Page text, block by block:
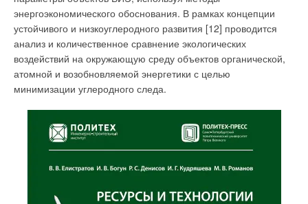
энергоэкономического обоснования. В рамках концепции
устойчивого и низкоуглеродного развития [12] проводится
анализ и количественное сравнение экологических
воздействий на окружающую среду объектов органической,
атомной и возобновляемой энергетики с целью
минимизации углеродного следа.